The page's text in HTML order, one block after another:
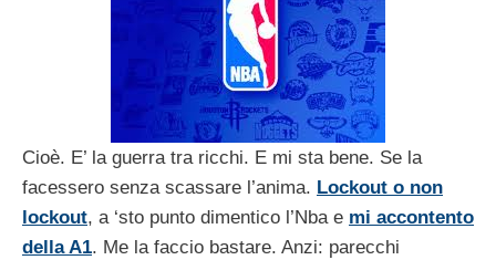
Cioè. E’ la guerra tra ricchi. E mi sta bene. Se la
facessero senza scassare l’anima. Lockout o non
lockout, a ‘sto punto dimentico l’Nba e mi accontento
della A1. Me la faccio bastare. Anzi: parecchi